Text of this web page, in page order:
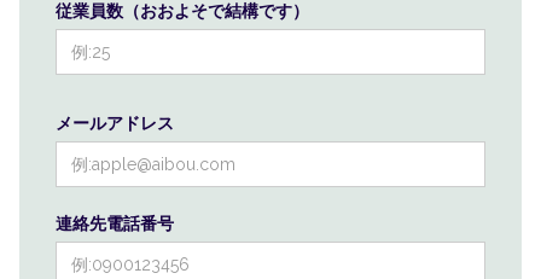
従業員数（おおよそで結構です）
メールアドレス
連絡先電話番号